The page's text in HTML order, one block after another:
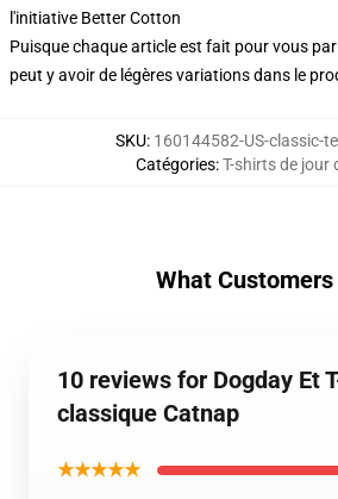
l'initiative Better Cotton
Puisque chaque article est fait pour vous
peut y avoir de légères variations dans le
SKU: 160144582-US-classic-
Catégories:T-shirts de jour
What Customers
10 reviews for Dogday Et
classique Catnap
★★★★★